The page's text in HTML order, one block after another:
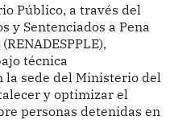
Público, a través del
y Sentenciados a Pena
técnica
sede del Ministerio del
y optimizar el
personas detenidas en